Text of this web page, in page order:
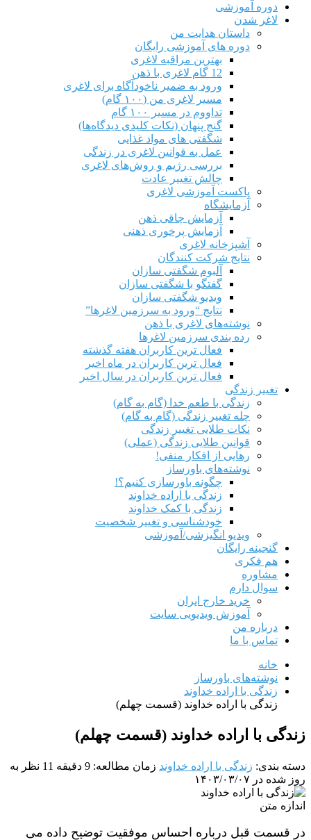
دوره‌ آموزشی
لاغر شدن
داستان هدایت من
دوره های آموزشی رایگان
بهترین مراقبه لاغری
12 گام لاغری با ذهن
ورود به ضمیر ناخودآگاه برای لاغری
مسیر لاغری من (۱۰۰ گام)
تداووم در مسیر ۱۰۰ گام
گنج پنهان (نکات کلیدی دیدگاه‌ها)
شگفتی های مواد غذایی
عمل به قوانین لاغری در زندگی
بررسی رژیم‌ و روش‌های لاغری
چالش تغییر عادت
پاکست آموزشی لاغری
آزمایشگاه
آزمایش چاقی ذهن
آزمایش پرخوری ذهنی
آشپزخانه لاغری
نتایج شرکت کنندگان
آلبوم شگفتی سازان
گفتگو با شگفتی سازان
ویدیو شگفتی سازان
نتایج “ورود به سرزمین لاغرها”
نوشته‌های لاغری با ذهن
رده بندی سرزمین لاغرها
فعال ترین کاربران هفته گذشته
فعال ترین کاربران در ماه اخیر
فعال ترین کاربران در سال اخیر
تغییر زندگی
زندگی با طعم خدا (گام به گام)
چله تغییر زندگی (گام به گام)
نکات طلایی تغییر زندگی
قوانین طلایی زندگی (عملی)
رهایی از افکار منفی!
نوشته‌های باورساز
چگونه باورسازی کنیم؟!
زندگی با اراده خداوند
زندگی با کمک خداوند
خودشناسی و تغییر شخصیت
ویدیو انگیزشی/آموزشی
گنجینه رایگان
هم‌ فکری
مشاوره
سوال دارم
خرید خارج ایران
آموزش ویدیویی سایت
درباره من
تماس با ما
خانه
نوشته‌های باورساز
زندگی با اراده خداوند
زندگی با اراده خداوند (قسمت چهلم)
زندگی با اراده خداوند (قسمت چهلم)
دسته بندی: زندگی با اراده خداوند زمان مطالعه: 9 دقیقه 11 نظر
به
روز شده در ۱۴۰۳/۰۳/۰۷
اندازه متن
در قسمت قبل درباره احساس موفقیت توضیح داده می